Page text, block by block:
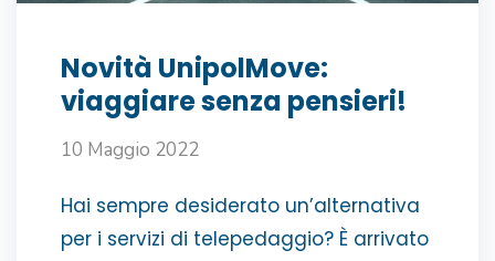
Novità UnipolMove:
viaggiare senza pensieri!
10 Maggio 2022
Hai sempre desiderato un’alternativa
per i servizi di telepedaggio? È arrivato